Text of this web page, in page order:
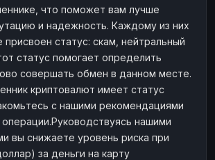
что поможет вам лучше
и надежность. Каждому из них
статус: скам, нейтральный
статус помогает определить
совершать обмен в данном месте.
криптовалют имеет статус
с нашими рекомендациями
нашими
вы снижаете уровень риска при
за деньги на карту